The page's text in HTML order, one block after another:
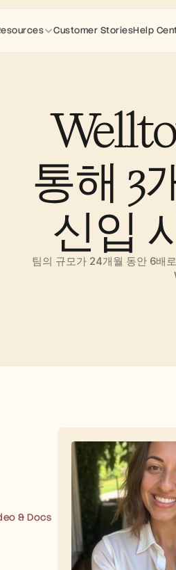
통해 3
신입
팀의 규모가 24개월 동안 6배
& Docs
Customer StoriesHelp